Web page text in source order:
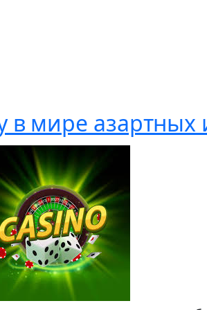
в мире азартных